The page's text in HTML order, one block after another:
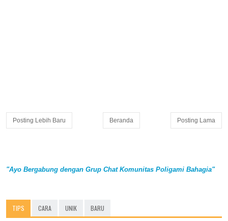
Posting Lebih Baru Posting Lama
Beranda
"Ayo Bergabung dengan Grup Chat Komunitas Poligami Bahagia"
TIPS CARA UNIK BARU